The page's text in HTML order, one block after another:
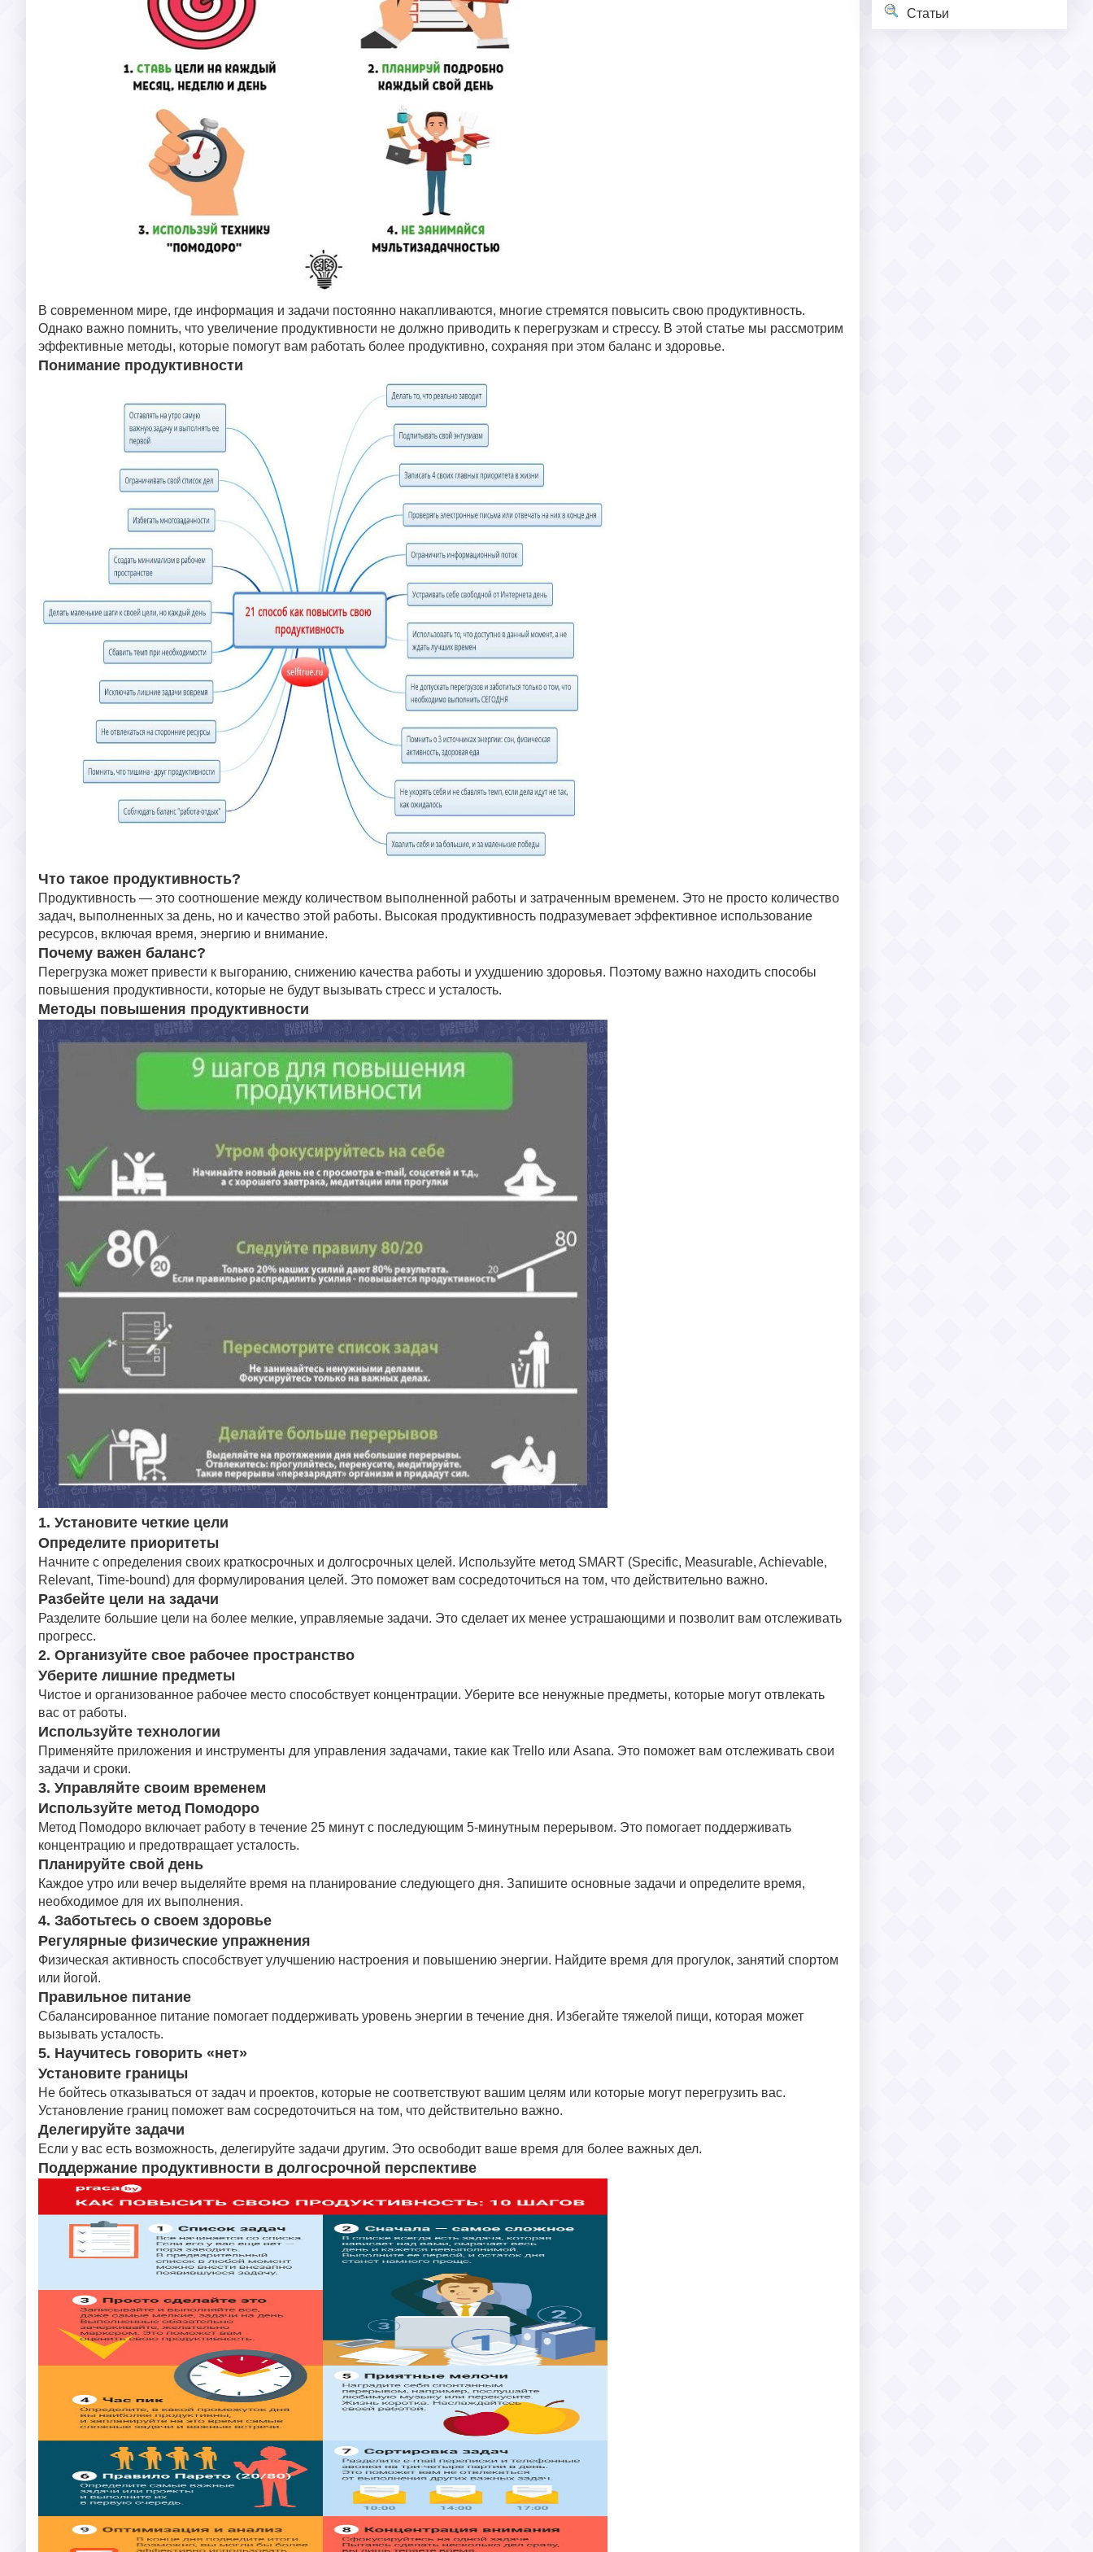
Статьи
В современном мире, где информация и задачи постоянно накапливаются, многие стремятся повысить свою продуктивность.
Однако важно помнить, что увеличение продуктивности не должно приводить к перегрузкам и стрессу. В этой статье мы рассмотрим
эффективные методы, которые помогут вам работать более продуктивно, сохраняя при этом баланс и здоровье.
Понимание продуктивности
Что такое продуктивность?
Продуктивность — это соотношение между количеством выполненной работы и затраченным временем. Это не просто количество
задач, выполненных за день, но и качество этой работы. Высокая продуктивность подразумевает эффективное использование
ресурсов, включая время, энергию и внимание.
Почему важен баланс?
Перегрузка может привести к выгоранию, снижению качества работы и ухудшению здоровья. Поэтому важно находить способы
повышения продуктивности, которые не будут вызывать стресс и усталость.
Методы повышения продуктивности
1. Установите четкие цели
Определите приоритеты
Начните с определения своих краткосрочных и долгосрочных целей. Используйте метод SMART (Specific, Measurable, Achievable,
Relevant, Time-bound) для формулирования целей. Это поможет вам сосредоточиться на том, что действительно важно.
Разбейте цели на задачи
Разделите большие цели на более мелкие, управляемые задачи. Это сделает их менее устрашающими и позволит вам отслеживать
прогресс.
2. Организуйте свое рабочее пространство
Уберите лишние предметы
Чистое и организованное рабочее место способствует концентрации. Уберите все ненужные предметы, которые могут отвлекать
вас от работы.
Используйте технологии
Применяйте приложения и инструменты для управления задачами, такие как Trello или Asana. Это поможет вам отслеживать свои
задачи и сроки.
3. Управляйте своим временем
Используйте метод Помодоро
Метод Помодоро включает работу в течение 25 минут с последующим 5-минутным перерывом. Это помогает поддерживать
концентрацию и предотвращает усталость.
Планируйте свой день
Каждое утро или вечер выделяйте время на планирование следующего дня. Запишите основные задачи и определите время,
необходимое для их выполнения.
4. Заботьтесь о своем здоровье
Регулярные физические упражнения
Физическая активность способствует улучшению настроения и повышению энергии. Найдите время для прогулок, занятий спортом
или йогой.
Правильное питание
Сбалансированное питание помогает поддерживать уровень энергии в течение дня. Избегайте тяжелой пищи, которая может
вызывать усталость.
5. Научитесь говорить «нет»
Установите границы
Не бойтесь отказываться от задач и проектов, которые не соответствуют вашим целям или которые могут перегрузить вас.
Установление границ поможет вам сосредоточиться на том, что действительно важно.
Делегируйте задачи
Если у вас есть возможность, делегируйте задачи другим. Это освободит ваше время для более важных дел.
Поддержание продуктивности в долгосрочной перспективе